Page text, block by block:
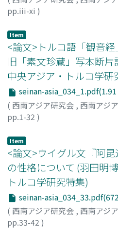
pp.iii-xi )
Item
<論文>トルコ語「観音
旧「素文珍蔵」写本断
中央アジア・トルコ学研
seinan-
( 西南アジア研究会 , 西南アジ
pp.1-32 )
Item
<論文>ウイグル文『阿毘
の性格について (羽田明
トルコ学研究特集)
seinan-
( 西南アジア研究会 , 西南アジ
pp.33-42 )